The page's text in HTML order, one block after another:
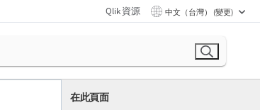
Qlik 資源 中文（台灣） (變更)
在此頁面